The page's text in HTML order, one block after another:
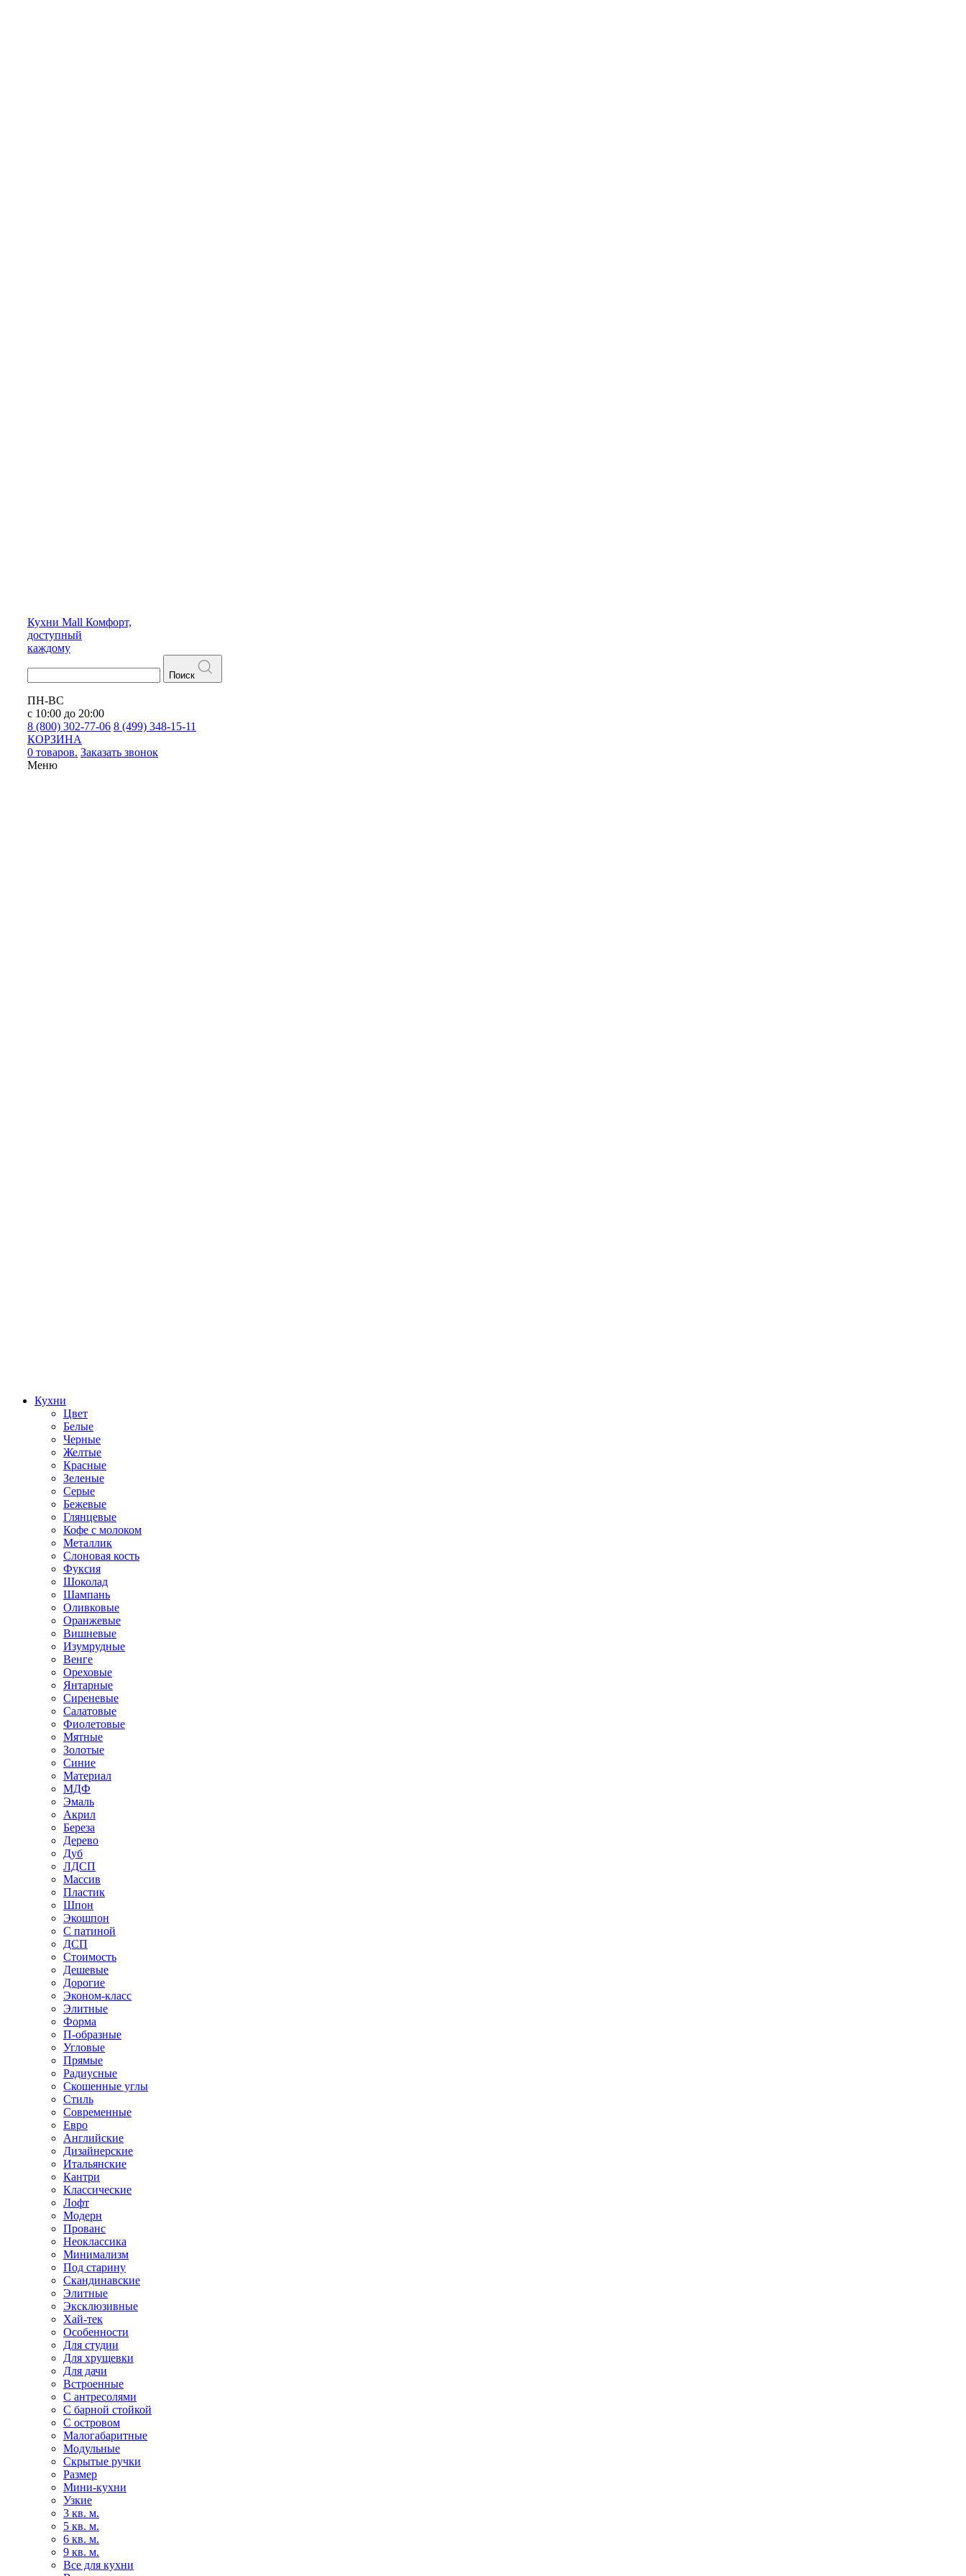
Кухни Mall Комфорт,
доступный
каждому
Поиск
ПН-ВС
с 10:00 до 20:00
8 (800) 302-77-06 8 (499) 348-15-11
КОРЗИНА
0 товаров. Заказать звонок
Меню
Кухни
Цвет
Белые
Черные
Желтые
Красные
Зеленые
Серые
Бежевые
Глянцевые
Кофе с молоком
Металлик
Слоновая кость
Фуксия
Шоколад
Шампань
Оливковые
Оранжевые
Вишневые
Изумрудные
Венге
Ореховые
Янтарные
Сиреневые
Салатовые
Фиолетовые
Мятные
Золотые
Синие
Материал
МДФ
Эмаль
Акрил
Береза
Дерево
Дуб
ЛДСП
Массив
Пластик
Шпон
Экошпон
С патиной
ДСП
Стоимость
Дешевые
Дорогие
Эконом-класс
Элитные
Форма
П-образные
Угловые
Прямые
Радиусные
Скошенные углы
Стиль
Современные
Евро
Английские
Дизайнерские
Итальянские
Кантри
Классические
Лофт
Модерн
Прованс
Неоклассика
Минимализм
Под старину
Скандинавские
Элитные
Эксклюзивные
Хай-тек
Особенности
Для студии
Для хрущевки
Для дачи
Встроенные
С антресолями
С барной стойкой
С островом
Малогабаритные
Модульные
Скрытые ручки
Размер
Мини-кухни
Узкие
3 кв. м.
5 кв. м.
6 кв. м.
9 кв. м.
Все для кухни